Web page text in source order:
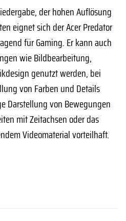
der hohen Auflösung
eignet sich der Acer Predator
für Gaming. Er kann auch
wie Bildbearbeitung,
genutzt werden, bei
von Farben und Details
Darstellung von Bewegungen
mit Zeitachsen oder das
Videomaterial vorteilhaft.